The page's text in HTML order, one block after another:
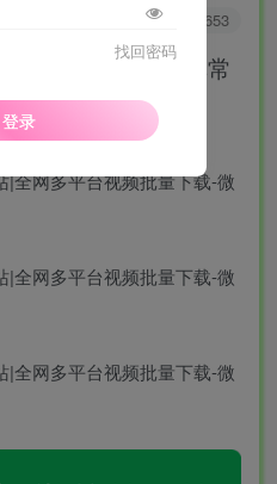
3684 653
载，太好用了。非常
找回密码
登录